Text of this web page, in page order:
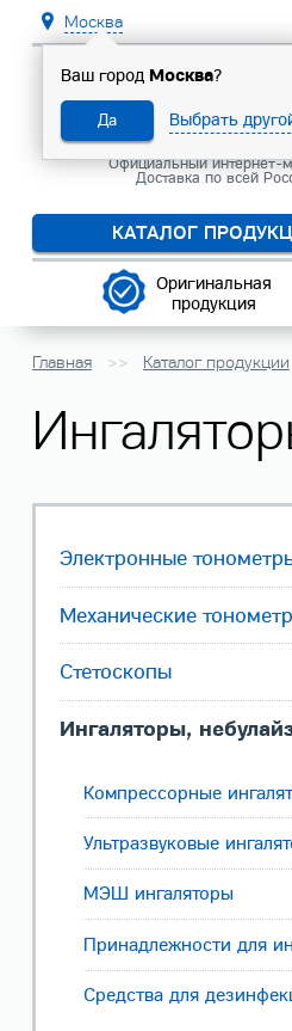
Москва
Ваш город Москва?
Да Выбрать
Официальный интернет-
Доставка по всей
КАТАЛОГ
Оригинальная
продукция
Главная Каталог продукции
Электронные
Механические
Стетоскопы
Ингаляторы,
Компрессорные
Ультразвуковые
МЭШ ингаляторы
Принадлежности для
Средства для